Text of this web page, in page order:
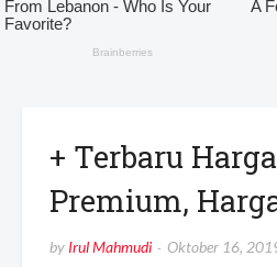
+ Terbaru
Premium,
by Irul Mahmudi Oktober 16,